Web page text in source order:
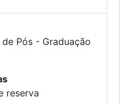
Pós - Graduação
reserva